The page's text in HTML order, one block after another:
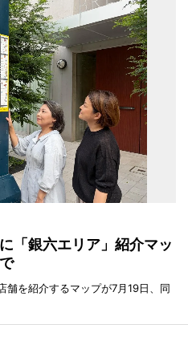
「銀六エリア」紹介マッ
舗を紹介するマップが7月19日、同